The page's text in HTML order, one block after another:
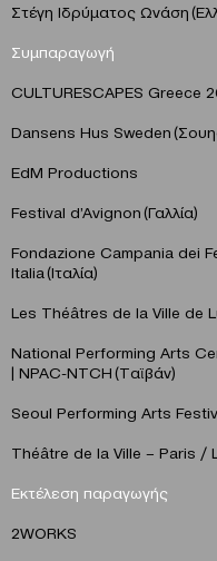
Στέγη Ιδρύματος Ωνάση
Συμπαραγωγή
CULTURESCAPES Greece
Dansens Hus Sweden
EdM Productions
Festival d’Avignon (Γαλλία)
Fondazione Campania dei
Italia (Ιταλία)
Les Théâtres de la Ville de
National Performing Arts
| NPAC-NTCH (Tαϊβάν)
Seoul Performing Arts
Théâtre de la Ville – Paris /
Εκτέλεση παραγωγής
2WORKS